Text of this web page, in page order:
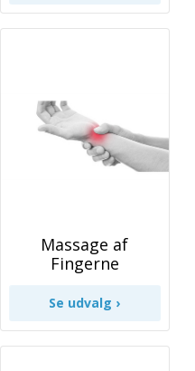
Massage af
Fingerne